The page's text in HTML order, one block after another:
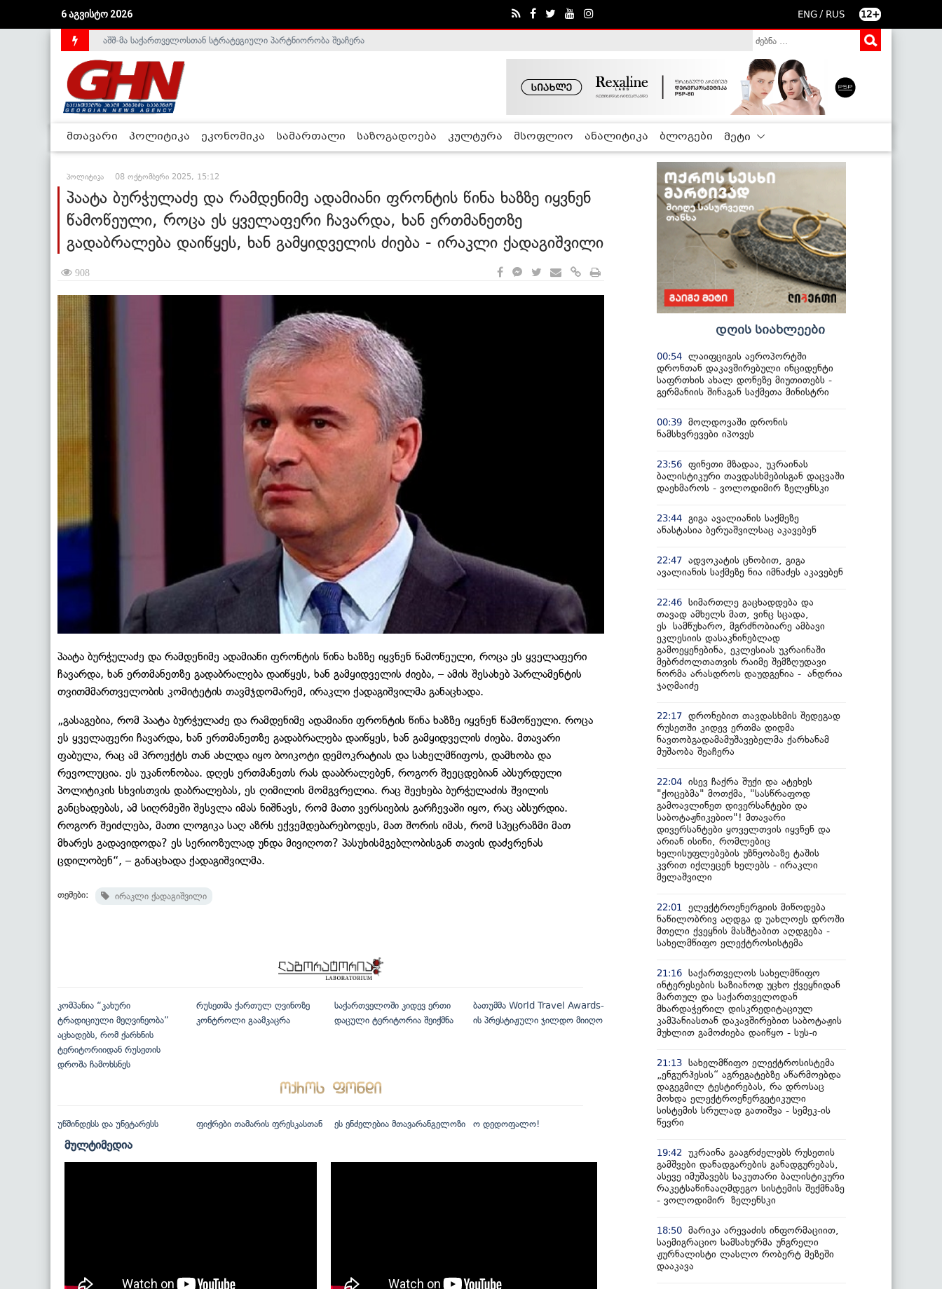
6 აგვისტო 2026 ENG / RUS 12+
საქართველოს დე-ფაქტო მთავრობა არალეგიტიმურია - ჰელსინკის კომისია
აშშ-მა საქართველოსთან სტრატეგიული პარტნიორობა შეაჩერა
მთავარი პოლიტიკა ეკონომიკა სამართალი საზოგადოება კულტურა მსოფლიო ანალიტიკა ბლოგები მეტი
პოლიტიკა 08 ოქტომბერი 2025, 15:12
პაატა ბურჭულაძე და რამდენიმე ადამიანი ფრონტის წინა ხაზზე იყვნენ
წამოწეული, როცა ეს ყველაფერი ჩავარდა, ხან ერთმანეთზე
გადაბრალება დაიწყეს, ხან გამყიდველის ძიება - ირაკლი ქადაგიშვილი
908
პაატა ბურჭულაძე და რამდენიმე ადამიანი ფრონტის წინა ხაზზე იყვნენ წამოწეული, როცა ეს ყველაფერი
ჩავარდა, ხან ერთმანეთზე გადაბრალება დაიწყეს, ხან გამყიდველის ძიება, – ამის შესახებ პარლამენტის
თვითმმართველობის კომიტეტის თავმჯდომარემ, ირაკლი ქადაგიშვილმა განაცხადა.
„გასაგებია, რომ პაატა ბურჭულაძე და რამდენიმე ადამიანი ფრონტის წინა ხაზზე იყვნენ წამოწეული. როცა
ეს ყველაფერი ჩავარდა, ხან ერთმანეთზე გადაბრალება დაიწყეს, ხან გამყიდველის ძიება. მთავარი
ფაბულა, რაც ამ პროექტს თან ახლდა იყო ბოიკოტი დემოკრატიას და სახელმწიფოს, დამხობა და
რევოლუცია. ეს უკანონობაა. დღეს ერთმანეთს რას დააბრალებენ, როგორ შეეცდებიან აბსურდული
პოლიტიკის სხვისთვის დაბრალებას, ეს ღიმილის მომგვრელია. რაც შეეხება ბურჭულაძის შვილის
განცხადებას, ამ სიღრმეში შესვლა იმას ნიშნავს, რომ მათი ვერსიების გარჩევაში იყო, რაც აბსურდია.
როგორ შეიძლება, მათი ლოგიკა საღ აზრს ექვემდებარებოდეს, მათ შორის იმას, რომ სპეცრაზმი მათ
მხარეს გადავიდოდა? ეს სერიოზულად უნდა მივიღოთ? პასუხისმგებლობისგან თავის დაძვრენას
ცდილობენ“, – განაცხადა ქადაგიშვილმა.
თემები: ირაკლი ქადაგიშვილი
კომპანია “კახური
ტრადიციული მეღვინეობა”
აცხადებს, რომ ქარხნის
ტერიტორიიდან რუსეთის
დროშა ჩამოხსნეს
რუსეთმა ქართულ ღვინოზე
კონტროლი გაამკაცრა
საქართველოში კიდევ ერთი
დაცული ტერიტორია შეიქმნა
ბათუმმა World Travel Awards-
ის პრესტიჟული ჯილდო მიიღო
უწმინდესს და უნეტარესს ფიქრები თამარის ფრესკასთან ეს ენძელებია მთავარანგელოზი ო დედოფალო!
მულტიმედია
დღის სიახლეები
00:54 ლაიფციგის აეროპორტში
დრონთან დაკავშირებული ინციდენტი
საფრთხის ახალ დონეზე მიუთითებს -
გერმანიის შინაგან საქმეთა მინისტრი
00:39 მოლდოვაში დრონის
ნამსხვრევები იპოვეს
23:56 ფინეთი მზადაა, უკრაინას
ბალისტიკური თავდასხმებისგან დაცვაში
დაეხმაროს - ვოლოდიმირ ზელენსკი
23:44 გიგა ავალიანის საქმეზე
ანასტასია ბერუაშვილსაც აკავებენ
22:47 ადვოკატის ცნობით, გიგა
ავალიანის საქმეზე ნია იმნაძეს აკავებენ
22:46 სიმართლე გაცხადდება და
თავად ამხელს მათ, ვინც სცადა,
ეს სამწუხარო, მგრძნობიარე ამბავი
ეკლესიის დასაკნინებლად
გამოეყენებინა, ეკლესიას უკრაინაში
მებრძოლთათვის რაიმე შემზღუდავი
ნორმა არასდროს დაუდგენია - ანდრია
ჯაღმაიძე
22:17 დრონებით თავდასხმის შედეგად
რუსეთში კიდევ ერთმა დიდმა
ნავთობგადამამუშავებელმა ქარხანამ
მუშაობა შეაჩერა
22:04 ისევ ჩაქრა შუქი და ატეხეს
"ქოცებმა" მოთქმა, "სასწრაფოდ
გამოავლინეთ დივერსანტები და
საბოტაჟნიკებიო"! მთავარი
დივერსანტები ყოველთვის იყვნენ და
არიან ისინი, რომლებიც
ხელისუფლებების უზნეობაზე ტაშის
კვრით იქლეცენ ხელებს - ირაკლი
მელაშვილი
22:01
ელექტროენერგიის მიწოდება
ნაწილობრივ აღდგა დ უახლოეს დროში
მთელი ქვეყნის მასშტაბით აღდგება -
სახელმწიფო ელექტროსისტემა
21:16 საქართველოს სახელმწიფო
ინტერესების საზიანოდ უცხო ქვეყნიდან
მართულ და საქართველოდან
მხარდაჭერილ დისკრედიტაციულ
კამპანიასთან დაკავშირებით საბოტაჟის
მუხლით გამოძიება დაიწყო - სუს-ი
21:13 სახელმწიფო ელექტროსისტემა
„ენგურჰესის“ აგრეგატებზე აწარმოებდა
დაგეგმილ ტესტირებას, რა დროსაც
მოხდა ელექტროენერგეტიკული
სისტემის სრულად გათიშვა - სემეკ-ის
წევრი
19:42
უკრაინა გააგრძელებს რუსეთის
გამშვები დანადგარების განადგურებას,
ასევე იმუშავებს საკუთარი ბალისტიკური
რაკეტსაწინააღმდეგო სისტემის შექმნაზე
- ვოლოდიმირ ზელენსკი
18:50 მარიკა არევაძის ინფორმაციით,
საემიგრაციო სამსახურმა უნგრელი
ჟურნალისტი ლასლო რობერტ მეზეში
დააკავა